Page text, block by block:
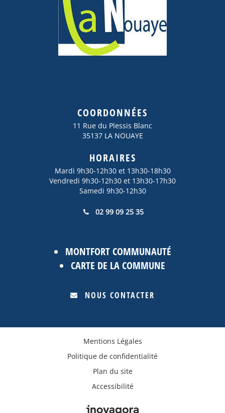
COORDONNÉES
11 Rue du Plessis Blanc
35137 LA NOUAYE
HORAIRES
Mardi 9h30-12h30 et 13h30-18h30
Vendredi 9h30-12h30 et 13h30-17h30
Samedi 9h30-12h30
02 99 09 25 35
MONTFORT COMMUNAUTÉ
CARTE DE LA COMMUNE
NOUS CONTACTER
Mentions Légales
Politique de confidentialité
Plan du site
Accessibilité